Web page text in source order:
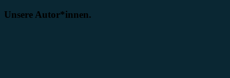
Unsere Autor*innen.